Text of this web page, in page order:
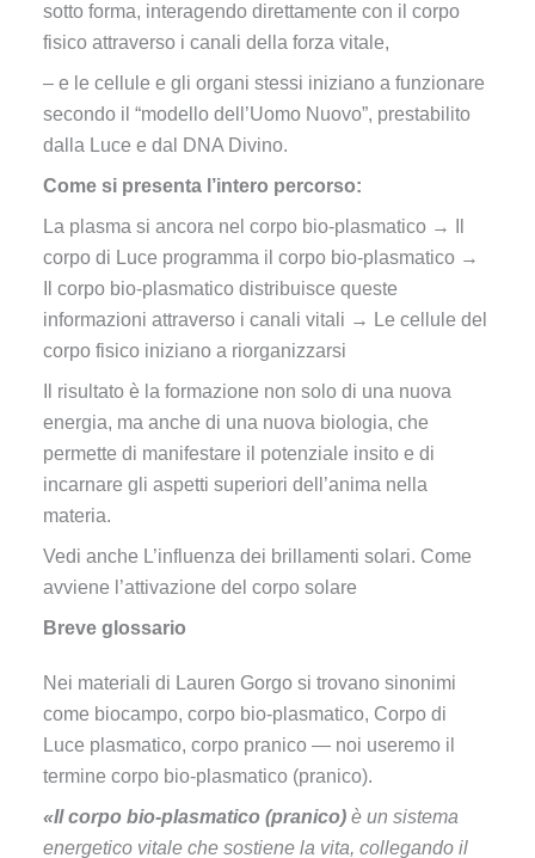
sotto forma, interagendo direttamente con il corpo
fisico attraverso i canali della forza vitale,
– e le cellule e gli organi stessi iniziano a funzionare
secondo il “modello dell’Uomo Nuovo”, prestabilito
dalla Luce e dal DNA Divino.
Come si presenta l’intero percorso:
La plasma si ancora nel corpo bio-plasmatico → Il
corpo di Luce programma il corpo bio-plasmatico →
Il corpo bio-plasmatico distribuisce queste
informazioni attraverso i canali vitali → Le cellule del
corpo fisico iniziano a riorganizzarsi
Il risultato è la formazione non solo di una nuova
energia, ma anche di una nuova biologia, che
permette di manifestare il potenziale insito e di
incarnare gli aspetti superiori dell’anima nella
materia.
Vedi anche L’influenza dei brillamenti solari. Come
avviene l’attivazione del corpo solare
Breve glossario
Nei materiali di Lauren Gorgo si trovano sinonimi
come biocampo, corpo bio-plasmatico, Corpo di
Luce plasmatico, corpo pranico — noi useremo il
termine corpo bio-plasmatico (pranico).
«Il corpo bio-plasmatico (pranico) è un sistema
energetico vitale che sostiene la vita, collegando il